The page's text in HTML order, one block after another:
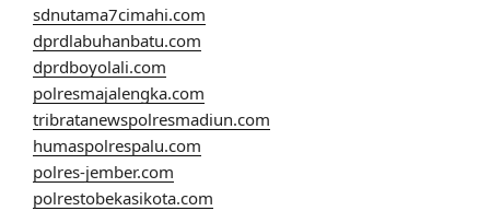
sdnutama7cimahi.com
dprdlabuhanbatu.com
dprdboyolali.com
polresmajalengka.com
tribratanewspolresmadiun.com
humaspolrespalu.com
polres-jember.com
polrestobekasikota.com